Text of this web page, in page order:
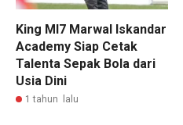
King MI7 Marwal Iskandar
Academy Siap Cetak
Talenta Sepak Bola dari
Usia Dini
1 tahun lalu